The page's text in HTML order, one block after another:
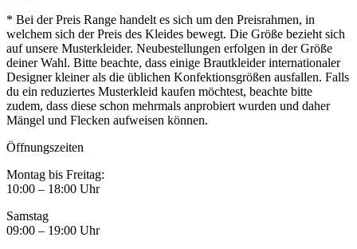
* Bei der Preis Range handelt es sich um den Preisrahmen, in
welchem sich der Preis des Kleides bewegt. Die Größe bezieht sich
auf unsere Musterkleider. Neubestellungen erfolgen in der Größe
deiner Wahl. Bitte beachte, dass einige Brautkleider internationaler
Designer kleiner als die üblichen Konfektionsgrößen ausfallen. Falls
du ein reduziertes Musterkleid kaufen möchtest, beachte bitte
zudem, dass diese schon mehrmals anprobiert wurden und daher
Mängel und Flecken aufweisen können.
Öffnungszeiten
Montag bis Freitag:
10:00 – 18:00 Uhr
Samstag
09:00 – 19:00 Uhr